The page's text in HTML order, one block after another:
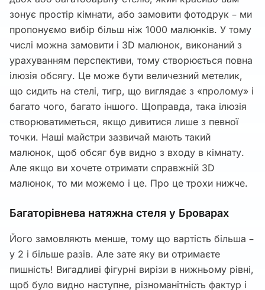
зонує простір кімнати, або замовити фотодрук – ми
пропонуємо вибір більш ніж 1000 малюнків. У тому
числі можна замовити і 3D малюнок, виконаний з
урахуванням перспективи, тому створюється повна
ілюзія обсягу. Це може бути величезний метелик,
що сидить на стелі, тигр, що виглядає з «пролому» і
багато чого, багато іншого. Щоправда, така ілюзія
створюватиметься, якщо дивитися лише з певної
точки. Наші майстри зазвичай мають такий
малюнок, щоб обсяг був видно з входу в кімнату.
Але якщо ви хочете отримати справжній 3D
малюнок, то ми можемо і це. Про це трохи нижче.
Багаторівнева натяжна стеля у Броварах
Його замовляють менше, тому що вартість більша –
у 2 і більше разів. Але зате яку ви отримаєте
пишність! Вигадливі фігурні вирізи в нижньому рівні,
щоб було видно наступне, різноманітність фактур і